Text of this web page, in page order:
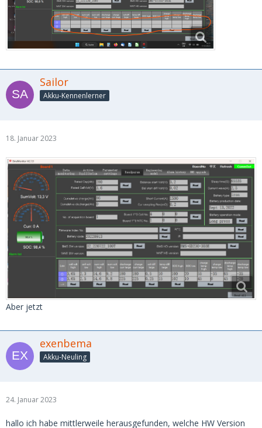
Sailor
Akku-Kennenlerner
18. Januar 2023
Aber jetzt
exenbema
Akku-Neuling
24. Januar 2023
hallo ich habe mittlerweile herausgefunden, welche HW Version